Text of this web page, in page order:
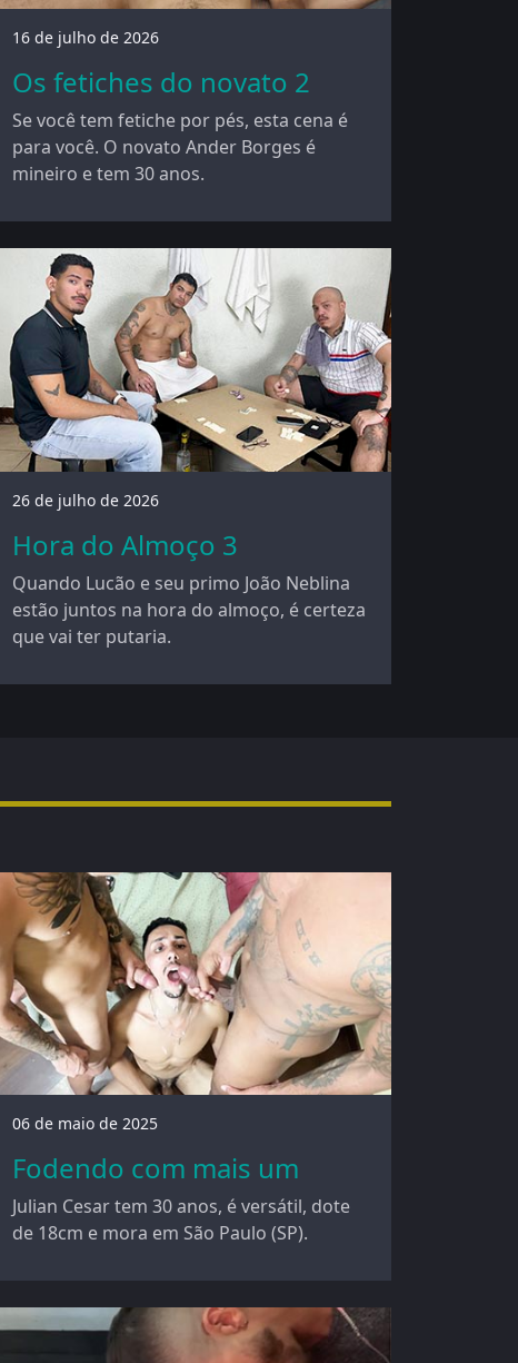
16 de julho de 2026
Os fetiches do novato 2
Se você tem fetiche por pés, esta cena é
para você. O novato Ander Borges é
mineiro e tem 30 anos.
26 de julho de 2026
Hora do Almoço 3
Quando Lucão e seu primo João Neblina
estão juntos na hora do almoço, é certeza
que vai ter putaria.
06 de maio de 2025
Fodendo com mais um
Julian Cesar tem 30 anos, é versátil, dote
de 18cm e mora em São Paulo (SP).